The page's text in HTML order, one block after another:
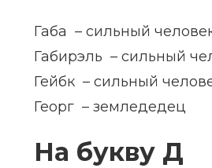
Габа – сильный
Габирэль – сильный
Гейбк – сильный
Георг – земледедец
На букву Д